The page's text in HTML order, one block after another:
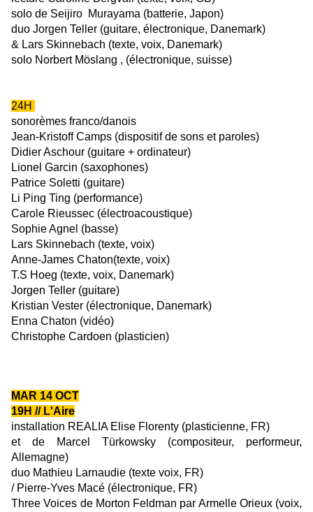
solo de Seijiro Murayama (batterie, Japon)
duo Jorgen Teller (guitare, électronique, Danemark)
& Lars Skinnebach (texte, voix, Danemark)
solo Norbert Möslang , (électronique, suisse)
24H
sonorèmes franco/danois
Jean-Kristoff Camps (dispositif de sons et paroles)
Didier Aschour (guitare + ordinateur)
Lionel Garcin (saxophones)
Patrice Soletti (guitare)
Li Ping Ting (performance)
Carole Rieussec (électroacoustique)
Sophie Agnel (basse)
Lars Skinnebach (texte, voix)
Anne-James Chaton(texte, voix)
T.S Hoeg (texte, voix, Danemark)
Jorgen Teller (guitare)
Kristian Vester (électronique, Danemark)
Enna Chaton (vidéo)
Christophe Cardoen (plasticien)
MAR 14 OCT
19H // L'Aire
installation REALIA Elise Florenty (plasticienne, FR)
et de Marcel Türkowsky (compositeur, performeur,
Allemagne)
duo Mathieu Larnaudie (texte voix, FR)
/ Pierre-Yves Macé (électronique, FR)
Three Voices de Morton Feldman par Armelle Orieux (voix,